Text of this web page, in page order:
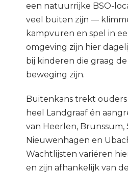
een natuurrijke BSO-
veel buiten zijn —
kampvuren en spel in
omgeving zijn hier
bij kinderen die graag
beweging zijn.
Buitenkans trekt
heel Landgraaf én
van Heerlen, Brunssum,
Nieuwenhagen en
Wachtlijsten variëren
en zijn afhankelijk van